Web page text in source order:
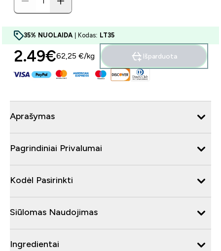
35% NUOLAIDA | Kodas: LT35
2.49€‎62,25 €‎/kg Išparduota
Aprašymas
Pagrindiniai Privalumai
Kodėl Pasirinkti
Siūlomas Naudojimas
Ingredientai